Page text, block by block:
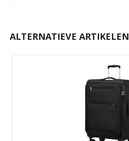
ALTERNATIEVE ARTIKELEN